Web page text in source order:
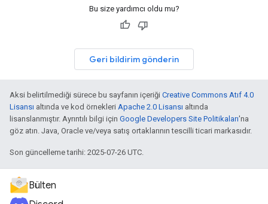
Bu size yardımcı oldu mu?
Geri bildirim gönderin
Aksi belirtilmediği sürece bu sayfanın içeriği Creative Commons Atıf 4.0
Lisansı altında ve kod örnekleri Apache 2.0 Lisansı altında
lisanslanmıştır. Ayrıntılı bilgi için Google Developers Site Politikaları'na
göz atın. Java, Oracle ve/veya satış ortaklarının tescilli ticari markasıdır.
Son güncelleme tarihi: 2025-07-26 UTC.
Bülten